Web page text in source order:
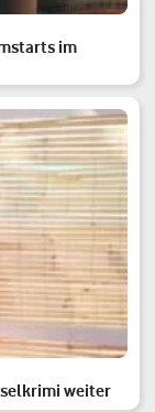
im
weiter